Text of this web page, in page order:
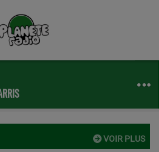
VOIR PLUS